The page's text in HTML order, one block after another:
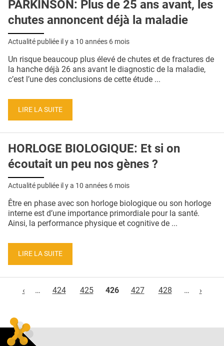
PARKINSON: Plus de 25 ans avant, les
chutes annoncent déjà la maladie
Actualité publiée il y a 10 années 6 mois
Un risque beaucoup plus élevé de chutes et de fractures de
la hanche déjà 26 ans avant le diagnostic de la maladie,
c’est l’une des conclusions de cette étude ...
LIRE LA SUITE
HORLOGE BIOLOGIQUE: Et si on
écoutait un peu nos gènes ?
Actualité publiée il y a 10 années 6 mois
Être en phase avec son horloge biologique ou son horloge
interne est d’une importance primordiale pour la santé.
Ainsi, la performance physique et cognitive de ...
LIRE LA SUITE
‹
… 424 425 426 427 428 … ›